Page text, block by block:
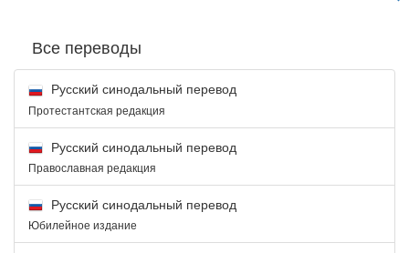
Все переводы
Русский синодальный перевод
Протестантская редакция
Русский синодальный перевод
Православная редакция
Русский синодальный перевод
Юбилейное издание